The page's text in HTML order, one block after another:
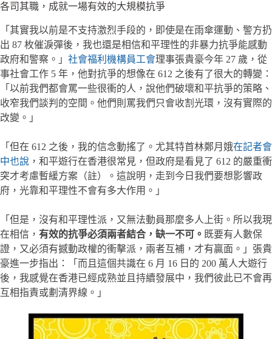
各司其職，成就一場有效的大規模抗爭
「其實我以前是不支持激烈手段的，即使是在雨傘運動、警方扔
出 87 枚催淚彈後，我也還是相信和平理性的非暴力抗爭能感動
政府和警察。」 社會福利機構員工會理事張貴豪今年 27 歲，從
事社會工作 5 年，他對抗爭的想像在 612 之後有了很大的轉變：
「以前我們都會罵一些很衝的人，說他們破壞和平抗爭的策略、
收窄我們談判的空間。他們則罵我們只會收割光環，沒有實際的
改變。」
「但在 612 之後，我的信念動搖了。尤其特首林鄭月娥在記者會
中也說 ，和平遊行在香港很常見，但政府是看見了 612 的嚴重衝
突才考慮暫緩方案（註）。這說明，走到今日我們要想影響政
府，光靠和平理性不會有多大作用。」
「但是，沒有和平理性派，又無法動員那麼多人上街。所以我現
在相信， 有效的抗爭必須兩者結合，缺一不可。 既要有人數保
證，又必須有撼動政權的衝擊派，兩者互補，才有贏面。」張貴
豪進一步指出：「而且這個共識在 6 月 16 日的 200 萬人大遊行
後，我感覺在香港已經成熟並且持續發展中，我們彼此已不會再
互相指責或劃清界線。」